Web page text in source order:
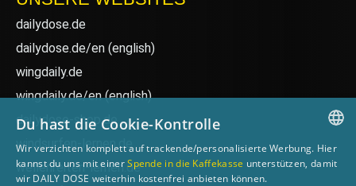
dailydose.de
dailydose.de/en (english)
wingdaily.de
wingdaily.de/en(english)
dailydose-shop.de
windsurfen-lernen.de
wellenreiten-lernen.de
GERMAN
Du hast die Cookie-Kontrolle
Wir verzichten komplett auf trackende/personalisierte Werbung. Hier
kannst du uns mit einerSpende in die Kaffekasse unterstützen, damit
wir DAILY DOSE weiterhin kostenfrei anbieten können.